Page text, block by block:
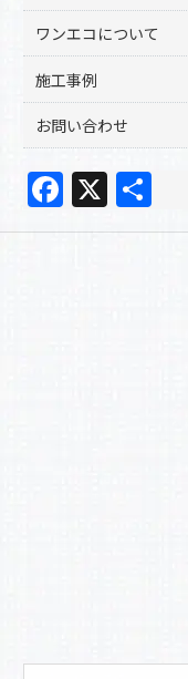
ワンエコについて
施工事例
お問い合わせ
F
a
X
有